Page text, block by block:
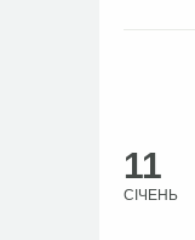
11
СІЧЕНЬ